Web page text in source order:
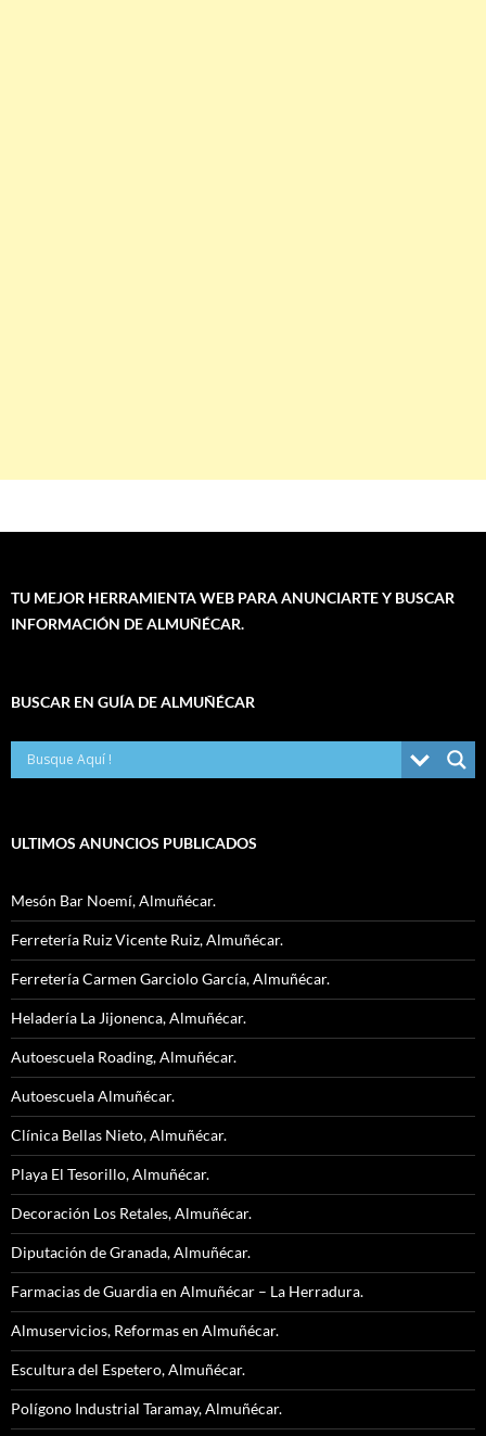
TU MEJOR HERRAMIENTA WEB PARA ANUNCIARTE Y BUSCAR
INFORMACIÓN DE ALMUÑÉCAR.
BUSCAR EN GUÍA DE ALMUÑÉCAR
ULTIMOS ANUNCIOS PUBLICADOS
Mesón Bar Noemí, Almuñécar.
Ferretería Ruiz Vicente Ruiz, Almuñécar.
Ferretería Carmen Garciolo García, Almuñécar.
Heladería La Jijonenca, Almuñécar.
Autoescuela Roading, Almuñécar.
Autoescuela Almuñécar.
Clínica Bellas Nieto, Almuñécar.
Playa El Tesorillo, Almuñécar.
Decoración Los Retales, Almuñécar.
Diputación de Granada, Almuñécar.
Farmacias de Guardia en Almuñécar – La Herradura.
Almuservicios, Reformas en Almuñécar.
Escultura del Espetero, Almuñécar.
Polígono Industrial Taramay, Almuñécar.